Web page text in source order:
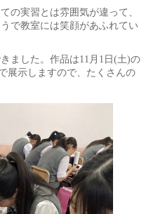
の実習とは雰囲気が違って、
で教室には笑顔があふれてい
ました。作品は11月1日(土)の
展示しますので、たくさんの